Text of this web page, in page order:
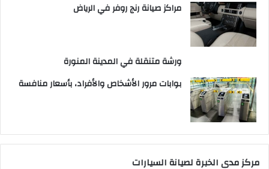
مراكز صيانة رنج روفر في الرياض
ورشة متنقلة في المدينة المنورة
بوابات مرور الأشخاص والأفراد، بأسعار منافسة
مركز مدى الخبرة لصيانة السيارات